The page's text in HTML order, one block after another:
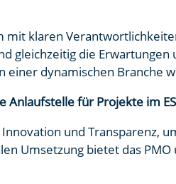
klaren
gleichzeitig die
einer dynamischen Branche
Anlaufstelle für Projekte im
und Transparenz,
Umsetzung bietet das